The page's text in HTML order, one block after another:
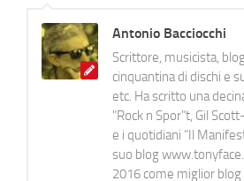
Antonio Bacciocchi
Scrittore, musicista,
cinquantina di dischi e
etc. Ha scritto una
"Rock n Spor"t, Gil
e i quotidiani “Il
suo blog
2016 come miglior blog